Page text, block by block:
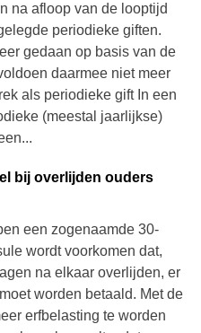
na afloop van de looptijd
periodieke giften.
gedaan op basis van de
daarmee niet meer
als periodieke gift In een
(meestal jaarlijkse)
bij overlijden ouders
een zogenaamde 30-
wordt voorkomen dat,
na elkaar overlijden, er
worden betaald. Met de
erfbelasting te worden